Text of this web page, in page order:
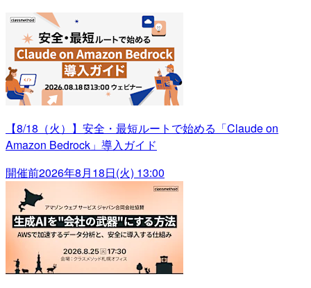
【8/18（火）】安全・最短ルートで始める「Claude on
Amazon Bedrock」導入ガイド
開催前2026年8月18日(火) 13:00